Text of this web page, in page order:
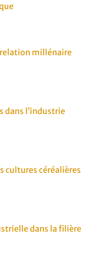
millénaire
dans l’industrie
cultures céréalières
dans la filière